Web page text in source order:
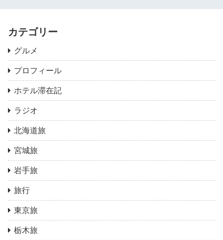
カテゴリー
グルメ
プロフィール
ホテル滞在記
ラジオ
北海道旅
宮城旅
岩手旅
旅行
東京旅
栃木旅